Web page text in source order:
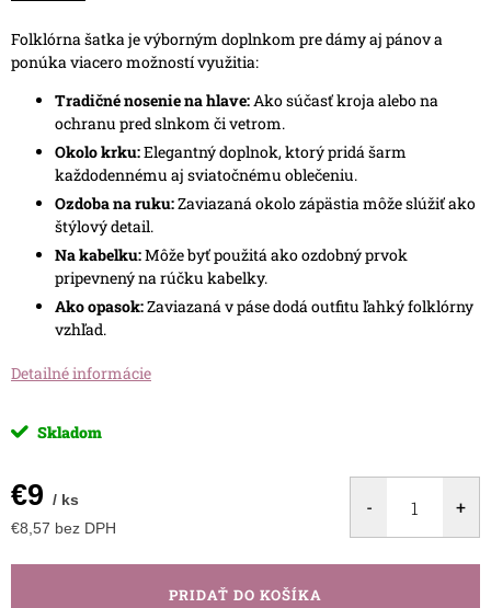
Folklórna šatka je výborným doplnkom pre dámy aj pánov a
ponúka viacero možností využitia:
Tradičné nosenie na hlave: Ako súčasť kroja alebo na
ochranu pred slnkom či vetrom.
Okolo krku:Elegantný doplnok, ktorý pridá šarm
každodennému aj sviatočnému oblečeniu.
Ozdoba na ruku:Zaviazaná okolo zápästia môže slúžiť ako
štýlový detail.
Na kabelku:Môže byť použitá ako ozdobný prvok
pripevnený na rúčku kabelky.
Ako opasok:Zaviazaná v páse dodá outfitu ľahký folklórny
vzhľad.
Detailné informácie
Skladom
€9 / ks
€8,57 bez DPH
PRIDAŤ DO KOŠÍKA